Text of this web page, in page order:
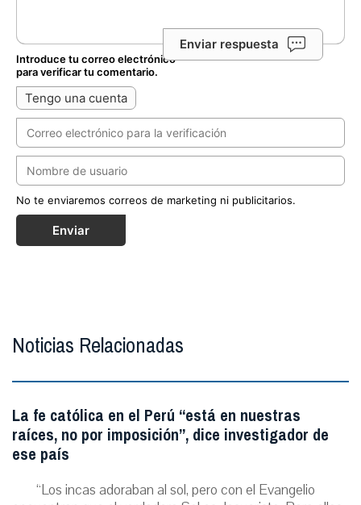
Enviar respuesta
Introduce tu correo electrónico
para verificar tu comentario.
Tengo una cuenta
No te enviaremos correos de marketing ni publicitarios.
Enviar
Noticias Relacionadas
La fe católica en el Perú “está en nuestras
raíces, no por imposición”, dice investigador de
ese país
“Los incas adoraban al sol, pero con el Evangelio